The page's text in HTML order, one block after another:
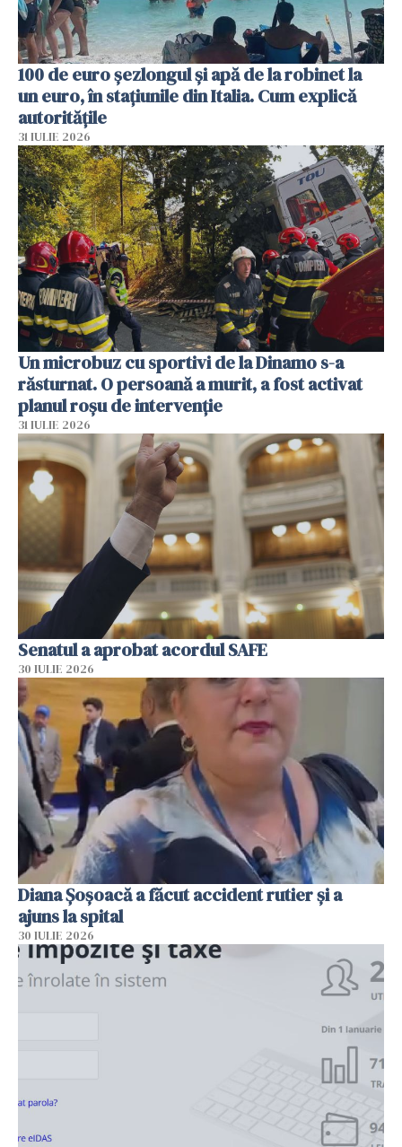
100 de euro șezlongul și apă de la robinet la
un euro, în stațiunile din Italia. Cum explică
autoritățile
31 IULIE 2026
Un microbuz cu sportivi de la Dinamo s-a
răsturnat. O persoană a murit, a fost activat
planul roșu de intervenție
31 IULIE 2026
Senatul a aprobat acordul SAFE
30 IULIE 2026
Diana Șoșoacă a făcut accident rutier și a
ajuns la spital
30 IULIE 2026